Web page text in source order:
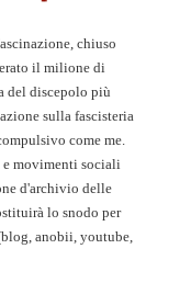
chiuso
il milione di
del discepolo più
sulla fascisteria
come me.
e movimenti sociali
d'archivio delle
lo snodo per
anobii, youtube,